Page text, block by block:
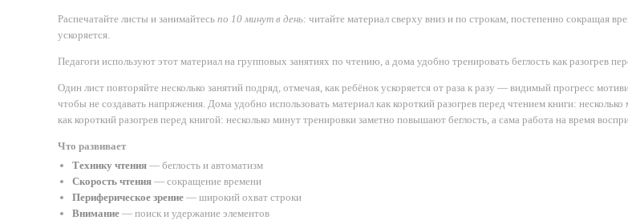
Распечатайте листы и занимайтесь по 10 минут в день: читайте материал сверху вниз и по строкам, постепенно сокращая
ускоряется.
Педагоги используют этот материал на групповых занятиях по чтению, а дома удобно тренировать беглость как разогрев
Один лист повторяйте несколько занятий подряд, отмечая, как ребёнок ускоряется от раза к разу — видимый прогресс
чтобы не создавать напряжения. Дома удобно использовать материал как короткий разогрев перед чтением книги:
как короткий разогрев перед книгой: несколько минут тренировки заметно повышают беглость, а сама работа на время
Что развивает
Технику чтения — беглость и автоматизм
Скорость чтения — сокращение времени
Периферическое зрение — широкий охват строки
Внимание — поиск и удержание элементов